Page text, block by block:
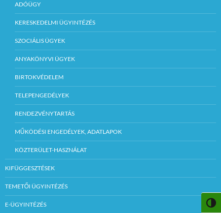
ADÓÜGY
KERESKEDELMI ÜGYINTÉZÉS
SZOCIÁLIS ÜGYEK
ANYAKÖNYVI ÜGYEK
BIRTOKVÉDELEM
TELEPENGEDÉLYEK
RENDEZVÉNYTARTÁS
MŰKÖDÉSI ENGEDÉLYEK, ADATLAPOK
KÖZTERÜLET-HASZNÁLAT
KIFÜGGESZTÉSEK
TEMETŐI ÜGYINTÉZÉS
E-ÜGYINTÉZÉS